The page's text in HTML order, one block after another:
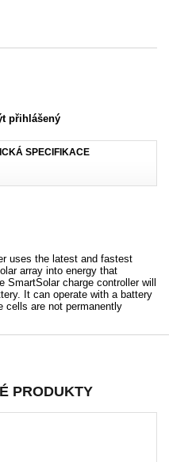
přihlášený
SPECIFIKACE
uses the latest and fastest
array into energy that
SmartSolar charge controller will
It can operate with a battery
cells are not permanently
PRODUKTY